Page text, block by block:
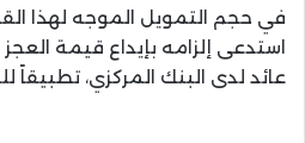
استدعى إلزامه بإيداع قيمة
عائد لدى البنك المركزي، تطبيقاً